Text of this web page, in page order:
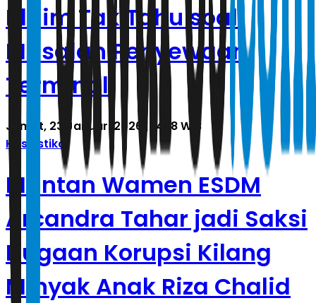
Klaim Tak Tahu soal
Masalah Penyewaan
Terminal
Jumat, 23 Januari 2026 | 14.18 WIB
Kasuistika
Mantan Wamen ESDM
Arcandra Tahar jadi Saksi
Dugaan Korupsi Kilang
Minyak Anak Riza Chalid